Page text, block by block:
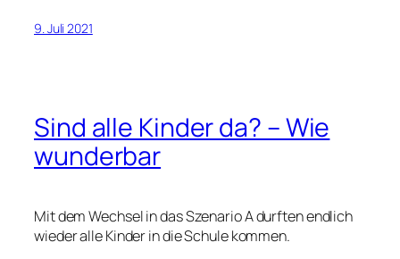
9. Juli 2021
Sind alle Kinder da? – Wie
wunderbar
Mit dem Wechsel in das Szenario A durften endlich
wieder alle Kinder in die Schule kommen.